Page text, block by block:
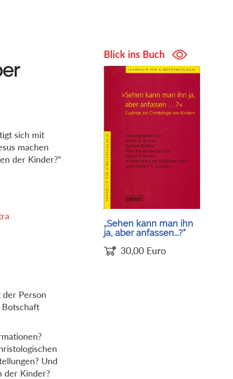
sich mit
machen
der Kinder?“
Person
Botschaft
Und
der Kinder?
Blick ins Buch
„Sehen kann man ihn
ja, aber anfassen...?“
30,00 Euro